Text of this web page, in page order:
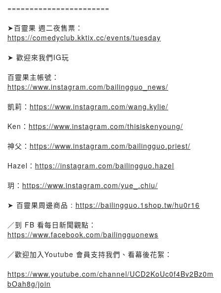
=======================
➤百靈果 週二夜售票：
https://comedyclub.kktix.cc/events/tuesday
➤ 歡迎來我們IG玩
百靈果主帳號：
https://www.instagram.com/bailingguo_news/
凱莉： https://www.instagram.com/wang.kylie/
Ken： https://www.instagram.com/thisiskenyoung/
神父： https://www.instagram.com/bailingguo.priest/
Hazel： https://instagram.com/bailingguo.hazel
玥： https://www.instagram.com/yue_.chiu/
➤ 百靈果周邊商品 : https://bailingguo.1shop.tw/hu0r16
／到 FB 看每日新聞觀點：
https://www.facebook.com/bailingguonews
／歡迎加入Youtube 會員支持我們、看幕後花絮：
https://www.youtube.com/channel/UCD2KoUc0f4Bv2Bz0m
bOah8g/join